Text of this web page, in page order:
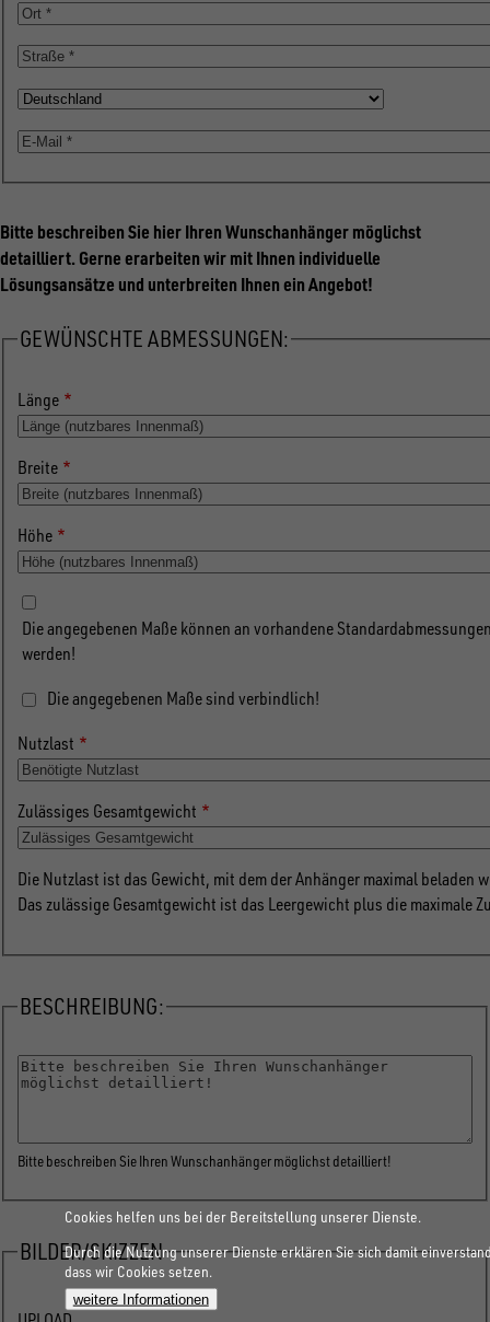
Ort
Straße
Land
E-
Bitte beschreiben Sie hier Ihren Wunschanhänger möglichst
detailliert. Gerne erarbeiten wir mit Ihnen individuelle
Lösungsansätze und unterbreiten Ihnen ein Angebot!
GEWÜNSCHTE ABMESSUNGEN:
Länge
Breite
Höhe
Die angegebenen Maße können an vorhandene
werden!
Die angegebenen Maße sind verbindlich!
Nutzlast
Zulässiges Gesamtgewicht
Die Nutzlast ist das Gewicht, mit dem der Anhänger maximal beladen
Das zulässige Gesamtgewicht ist das Leergewicht plus die maximale
BESCHREIBUNG:
Beschreibung
Bitte beschreiben Sie Ihren Wunschanhänger möglichst detailliert!
BILDER/SKIZZEN
Bilder/Skizzen
Cookies helfen uns bei der Bereitstellung unserer Dienste.
Durch die Nutzung unserer Dienste erklären Sie sich damit
dass wir Cookies setzen.
weitere Informationen